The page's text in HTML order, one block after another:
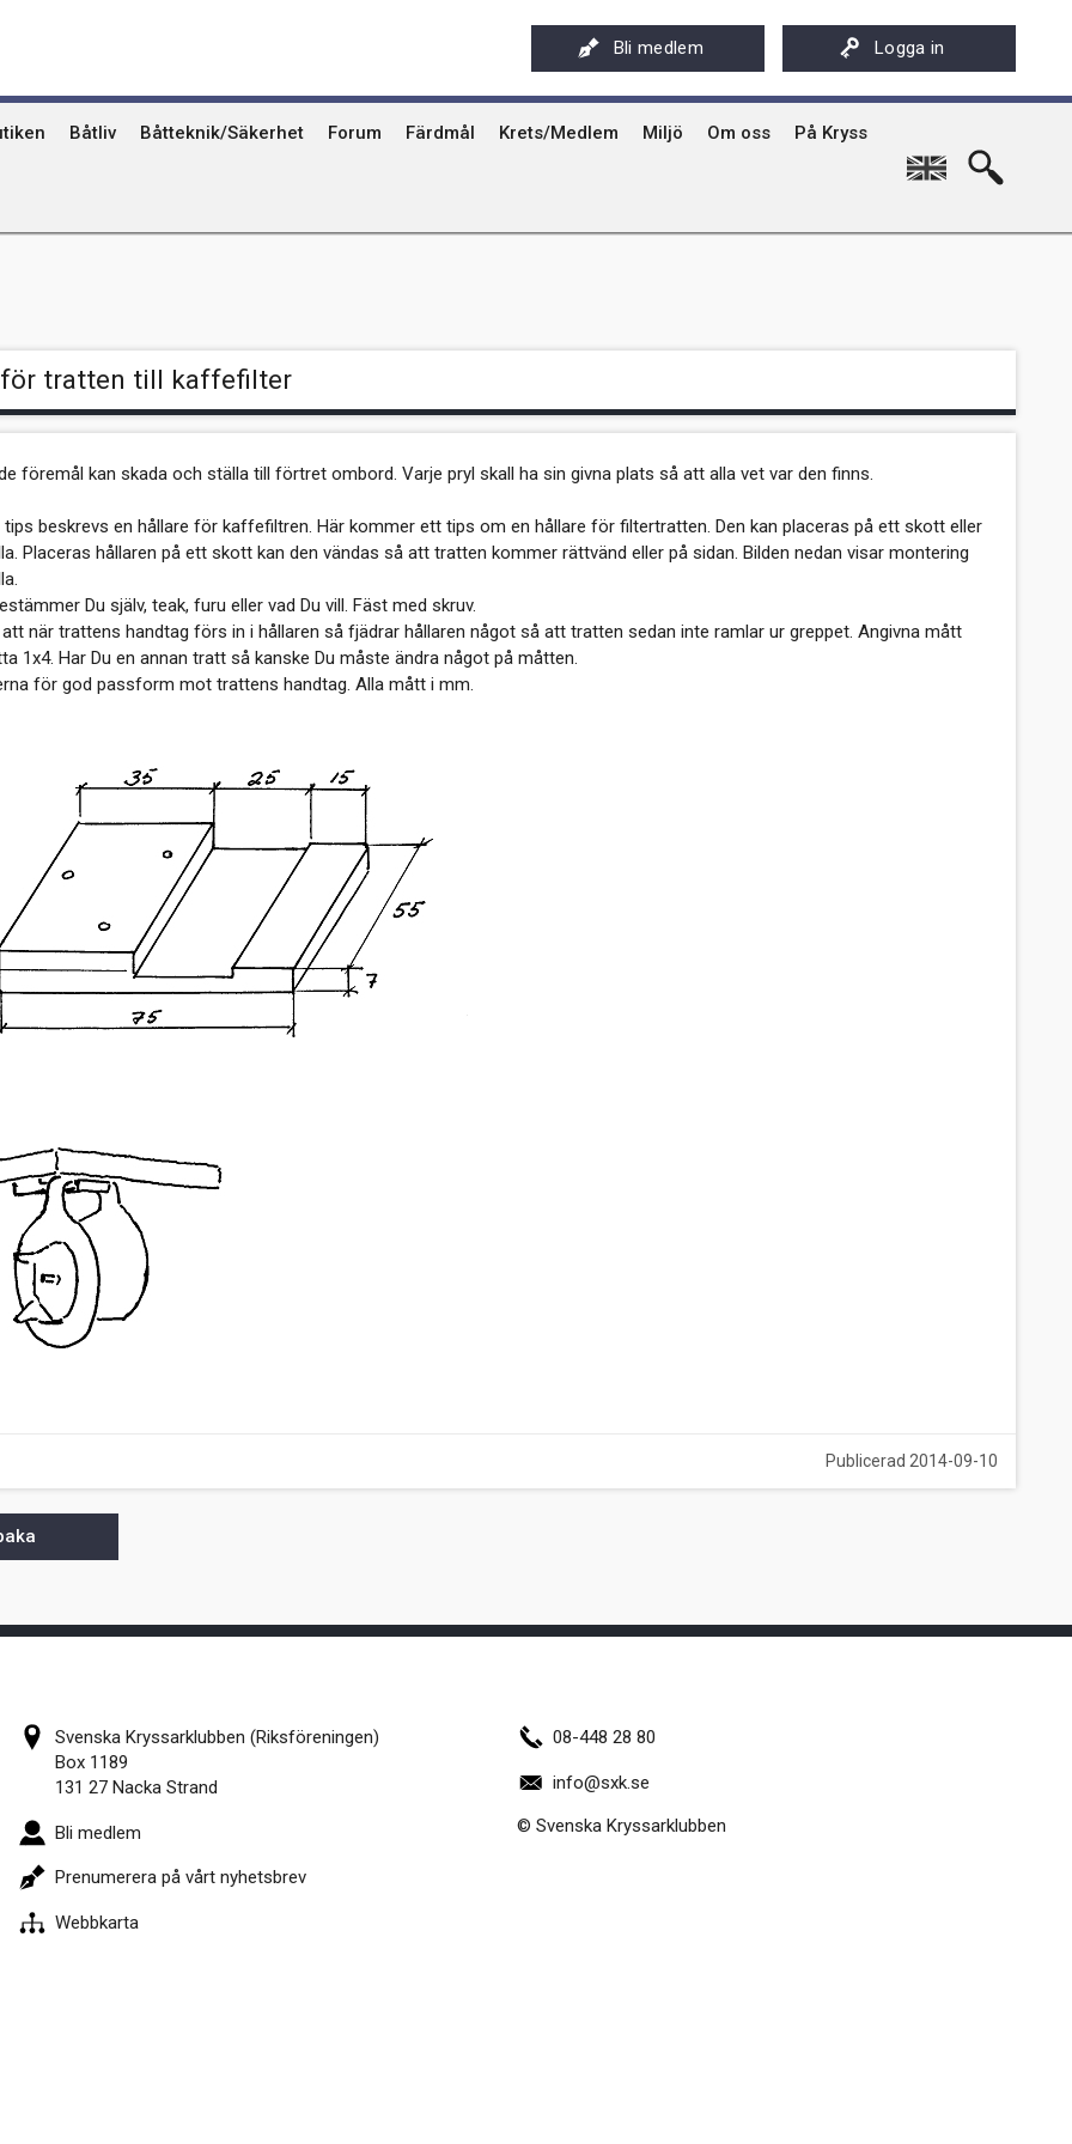
Bli medlem Logga in
Båtliv
Toalettavfall och sjömackar
Båtteknik/Säkerhet Forum Färdmål
Stockholms skärgård
Krets/Medlem
Uthyrning av Kryssarklubbens IF-båtar och kajaker
Miljö Om oss
Svenska Kryssarklubben 100 år
På Kryss
På Kryss historia
Kryssarklubbens nyhetsbrev
English
för tratten till kaffefilter
föremål kan skada och ställa till förtret ombord. Varje pryl skall ha sin givna plats så att alla vet var den finns.
tips beskrevs en hållare för kaffefiltren. Här kommer ett tips om en hållare för filtertratten. Den kan placeras på ett skott eller
Placeras hållaren på ett skott kan den vändas så att tratten kommer rättvänd eller på sidan. Bilden nedan visar montering
Du själv, teak, furu eller vad Du vill. Fäst med skruv.
att när trattens handtag förs in i hållaren så fjädrar hållaren något så att tratten sedan inte ramlar ur greppet. Angivna mått
1x4. Har Du en annan tratt så kanske Du måste ändra något på måtten.
för god passform mot trattens handtag. Alla mått i mm.
Publicerad 2014-09-10
Svenska Kryssarklubben (Riksföreningen)
Box 1189
131 27 Nacka Strand
Bli medlem
Prenumerera på vårt nyhetsbrev
Webbkarta
08-448 28 80
info@sxk.se
© Svenska Kryssarklubben